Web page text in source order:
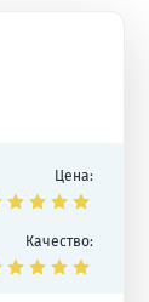
Цена:
Качество: